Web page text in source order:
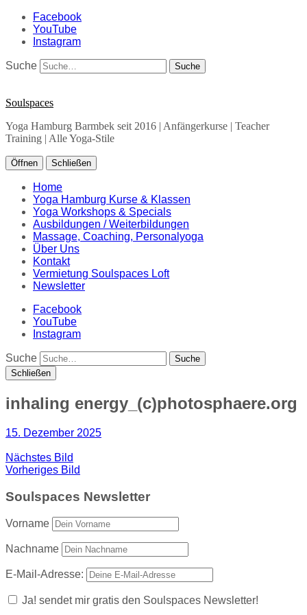
Facebook
YouTube
Instagram
Suche
Soulspaces
Yoga Hamburg Barmbek seit 2016 | Anfängerkurse | Teacher
Training | Alle Yoga-Stile
Öffnen Schließen
Home
Yoga Hamburg Kurse & Klassen
Yoga Workshops & Specials
Ausbildungen / Weiterbildungen
Massage, Coaching, Personalyoga
Über Uns
Kontakt
Vermietung Soulspaces Loft
Newsletter
Facebook
YouTube
Instagram
Suche
Schließen
inhaling energy_(c)photosphaere.org
15. Dezember 2025
Nächstes Bild
Vorheriges Bild
Soulspaces Newsletter
Vorname
Nachname
E-Mail-Adresse:
Ja! sendet mir gratis den Soulspaces Newsletter!